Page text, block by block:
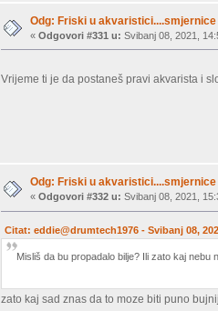
Odg: Friski u akvaristici....smjernice
«Odgovori #331 u: Svibanj 08, 2021,
Vrijeme ti je da postaneš pravi akvarista i
Odg: Friski u akvaristici....smjernice
«Odgovori #332 u: Svibanj 08, 2021,
Citat: eddie@drumtech1976 - Svibanj 08,
Misliš da bu propadalo bilje? Ili zato kaj nebu
zato kaj sad znas da to moze biti puno